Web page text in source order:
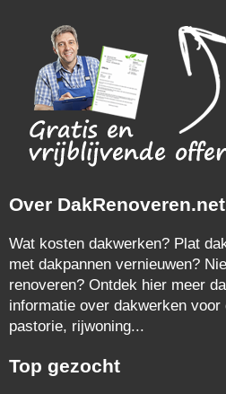
Over DakRenoveren.net
Wat kosten dakwerken? Plat
met dakpannen vernieuwen?
renoveren? Ontdek hier meer
informatie over dakwerken
pastorie, rijwoning...
Top gezocht